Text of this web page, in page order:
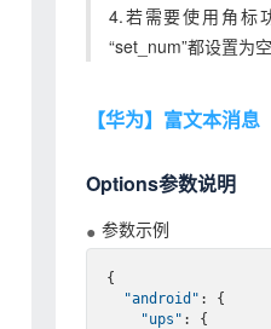
4.若需要使用角标
“set_num”都设置为
【华为】富文本消息
Options参数说明
参数示例
{
"android" : {
"ups" : {